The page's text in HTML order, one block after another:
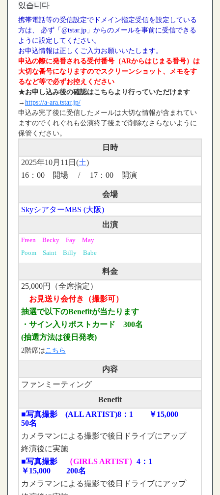
있습니다
携帯電話等の受信設定でドメイン指定受信を設定している
方は、 必ず「@tstar.jp」からのメールを事前に受信できる
ように設定してください。
お申込情報は正しくご入力お願いいたします。
申込の際に発番される受付番号（ARからはじまる番号）は
大切な番号になりますのでスクリーンショット、メモをす
るなど等で必ずお控えください
★お申し込み後の確認はこちらより行っていただけます
→ https://a-ara.tstar.jp/
申込み完了後に受信したメールは大切な情報が含まれてい
ますのでくれぐれも公演終了後まで削除なさらないように
保管ください。
日時
2025年10月11日(土)
16：00 開場 / 17：00 開演
会場
SkyシアターMBS (大阪)
出演
Freen Becky Fay May
Poom Saint Billy Babe
料金
25,000円（全席指定）
お見送り会付き（撮影可）
抽選で以下のBenefitが当たります
・サイン入りポストカード 300名
(抽選方法は後日発表)
2階席は こちら
内容
ファンミーティング
Benefit
■写真撮影 (ALL ARTIST)8：1 ￥15,000
50名
カメラマンによる撮影で後日ドライブにアップ
終演後に実施
■写真撮影
（GIRLS ARTIST） 4：1
￥15,000 200名
カメラマンによる撮影で後日ドライブにアップ